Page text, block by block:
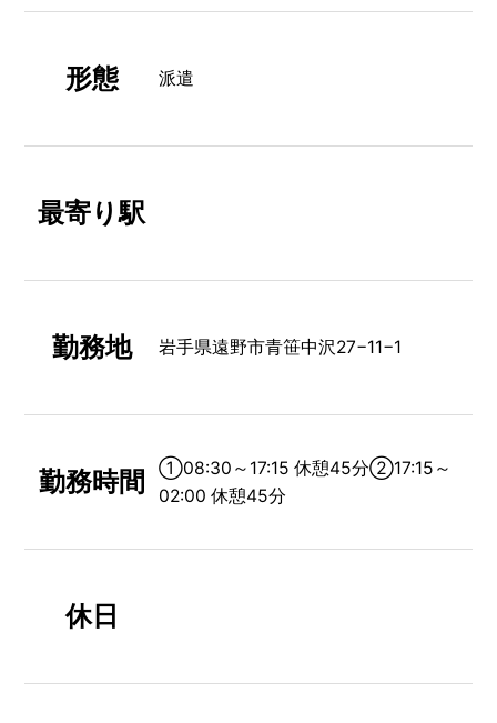
形態 派遣
最寄り駅
勤務地 岩手県遠野市青笹中沢27−11−1
勤務時間
①08:30～17:15 休憩45分②17:15～
02:00 休憩45分
休日